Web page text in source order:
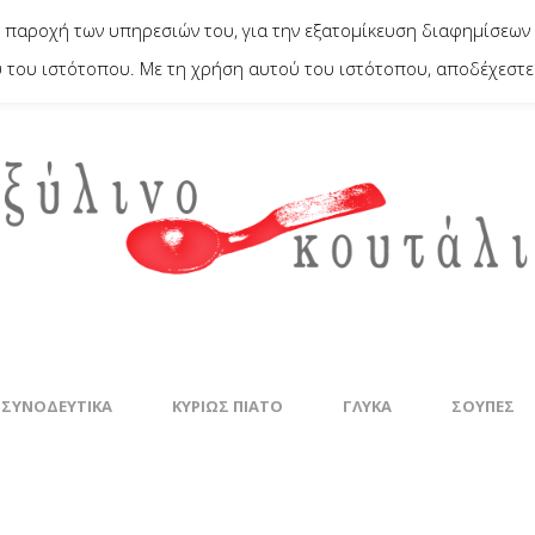
ΚΥΡΊΩΣ ΠΙΆΤΟ ΓΛΥΚΆ ΣΟΎΠΕΣ
των υπηρεσιών του, για την εξατομίκευση
ιστότοπου. Με τη χρήση αυτού του ιστότοπου,